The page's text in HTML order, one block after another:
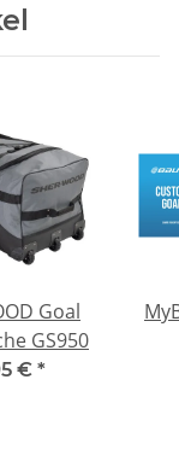
Goal
GS950
€ *